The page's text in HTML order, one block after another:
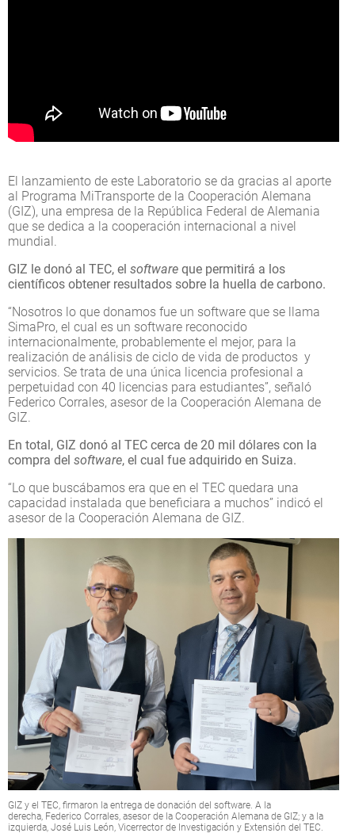
El lanzamiento de este Laboratorio se da gracias al aporte
al Programa MiTransporte de la Cooperación Alemana
(GIZ), una empresa de la República Federal de Alemania
que se dedica a la cooperación internacional a nivel
mundial.
GIZ le donó al TEC, el software que permitirá a los
científicos obtener resultados sobre la huella de carbono.
“Nosotros lo que donamos fue un software que se llama
SimaPro, el cual es un software reconocido
internacionalmente, probablemente el mejor, para la
realización de análisis de ciclo de vida de productos y
servicios. Se trata de una única licencia profesional a
perpetuidad con 40 licencias para estudiantes”, señaló
Federico Corrales, asesor de la Cooperación Alemana de
GIZ.
En total, GIZ donó al TEC cerca de 20 mil dólares con la
compra del software, el cual fue adquirido en Suiza.
“Lo que buscábamos era que en el TEC quedara una
capacidad instalada que beneficiara a muchos” indicó el
asesor de la Cooperación Alemana de GIZ.
GIZ y el TEC, firmaron la entrega de donación del software. A la
derecha, Federico Corrales, asesor de la Cooperación Alemana de GIZ; y a la
izquierda, José Luis León, Vicerrector de Investigación y Extensión del TEC.